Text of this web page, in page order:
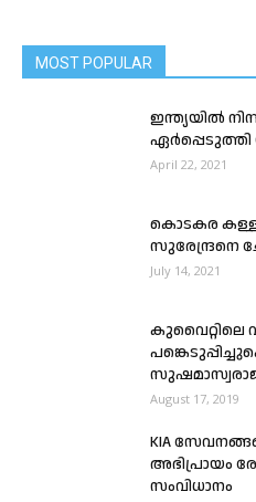
MOST POPULAR
ഇന്ത്യയില്‍
April 22, 2021
കൊടകര
സുരേന്ദ്രനെ
July 14, 2021
കുവൈറ്റിലെ
August 17, 2019
KIA
അഭിപ്രായം
സംവിധാനം